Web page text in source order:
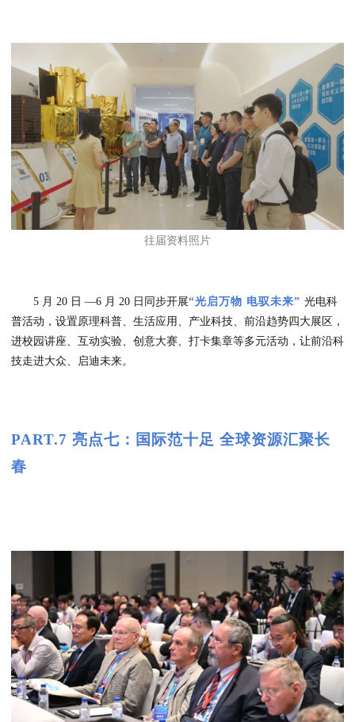
往届资料照片
5 月 20 日 —6 月 20 日同步开展“光启万物 电驭未来”光电科
普活动，设置原理科普、生活应用、 产业科技、前沿趋势四大展区，
进校园讲座、互动实验、创意大赛、打卡集章等多元活动，让前沿科
技走进大众、启迪未来。
PART.7 亮点七：国际范十足 全球资源汇聚长
春